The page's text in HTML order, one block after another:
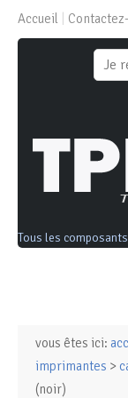
Accueil
Tous les
vous êtes ici:
imprimantes >
(noir)